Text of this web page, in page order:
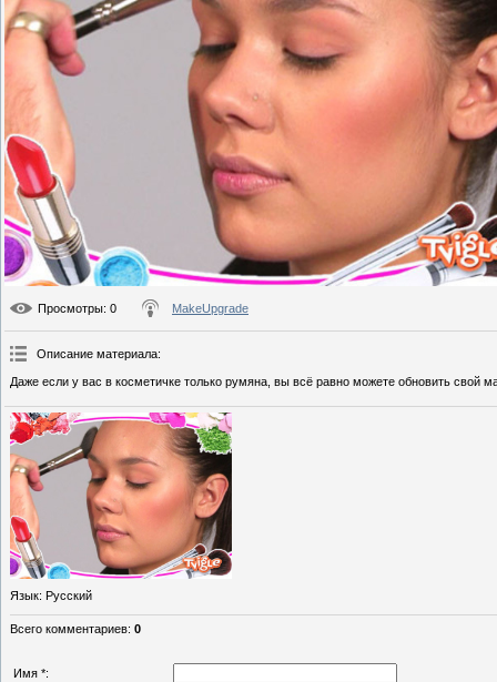
Просмотры: 0 MakeUpgrade
Описание материала:
Даже если у вас в косметичке только румяна, вы всё равно можете обновить свой
Язык: Русский
Всего комментариев: 0
Имя *: